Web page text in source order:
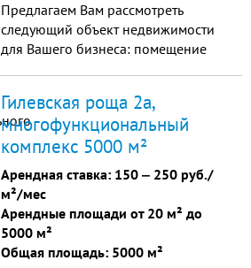
Предлагаем Вам рассмотреть
следующий объект недвижимости
для Вашего бизнеса: помещение
расположенное на ...
Гилевская роща 2а,
многофункциональный
комплекс 5000 м²
Арендная ставка: 150 ‒ 250 руб./
м²/мес
Арендные площади от 20 м² до
5000 м²
Общая площадь: 5000 м²